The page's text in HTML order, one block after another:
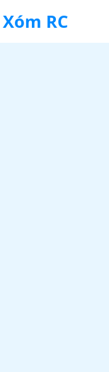
Xóm RC